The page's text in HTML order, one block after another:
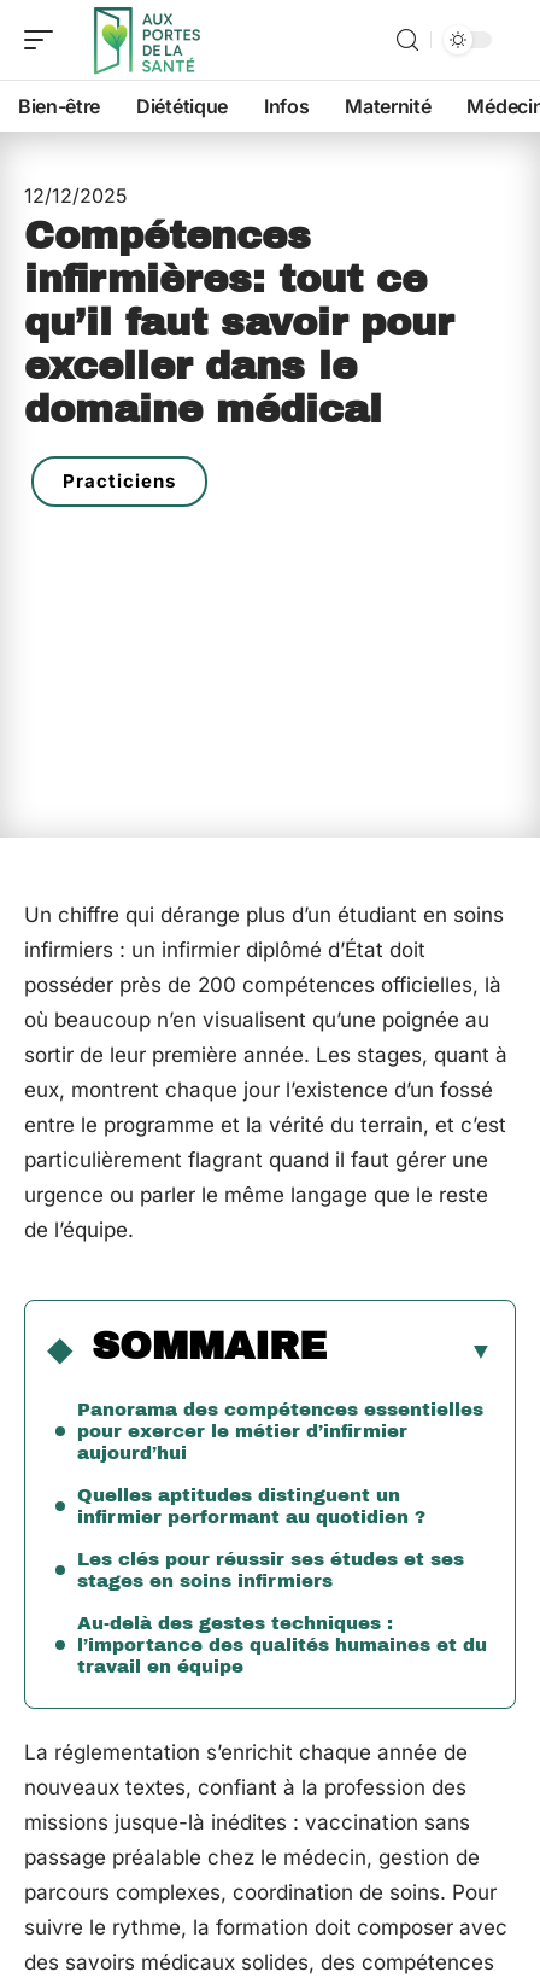
Bien-être Diététique Infos Maternité
12/12/2025
Compétences
infirmières: tout ce
qu’il faut savoir pour
exceller dans le
domaine médical
Practiciens
Un chiffre qui dérange plus d’un étudiant en soins
infirmiers : un infirmier diplômé d’État doit
posséder près de 200 compétences officielles, là
où beaucoup n’en visualisent qu’une poignée au
sortir de leur première année. Les stages, quant à
eux, montrent chaque jour l’existence d’un fossé
entre le programme et la vérité du terrain, et c’est
particulièrement flagrant quand il faut gérer une
urgence ou parler le même langage que le reste
de l’équipe.
SOMMAIRE
Panorama des compétences essentielles
pour exercer le métier d’infirmier
aujourd’hui
Quelles aptitudes distinguent un
infirmier performant au quotidien ?
Les clés pour réussir ses études et ses
stages en soins infirmiers
Au-delà des gestes techniques :
l’importance des qualités humaines et du
travail en équipe
La réglementation s’enrichit chaque année de
nouveaux textes, confiant à la profession des
missions jusque-là inédites : vaccination sans
passage préalable chez le médecin, gestion de
parcours complexes, coordination de soins. Pour
suivre le rythme, la formation doit composer avec
des savoirs médicaux solides, des compétences